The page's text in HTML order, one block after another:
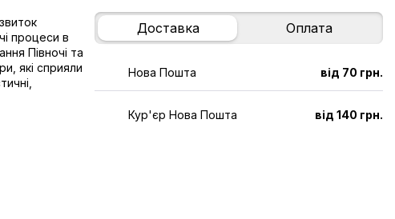
процеси в
Півночі та
які сприяли
Доставка Оплата
Нова Пошта від 70 грн.
Кур'єр Нова Пошта від 140 грн.